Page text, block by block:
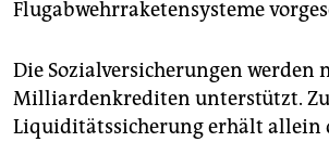
Flugabwehrraketensysteme
Die Sozialversicherungen werden
Milliardenkrediten unterstützt.
Liquiditätssicherung erhält allein